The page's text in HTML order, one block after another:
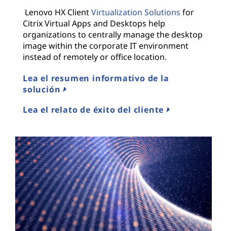
Lenovo HX ClientVirtualization Solutions for
Citrix Virtual Apps and Desktops help
organizations to centrally manage the desktop
image within the corporate IT environment
instead of remotely or office location.
Lea el resumen informativo de la
solución
Lea el relato de éxito del cliente